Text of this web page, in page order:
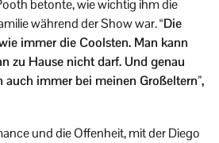
betonte, wie wichtig ihm die
während der Show war.“Die
immer die Coolsten. Man kann
zu Hause nicht darf. Und genau
auch immer bei meinen Großeltern”,
und die Offenheit, mit der Diego